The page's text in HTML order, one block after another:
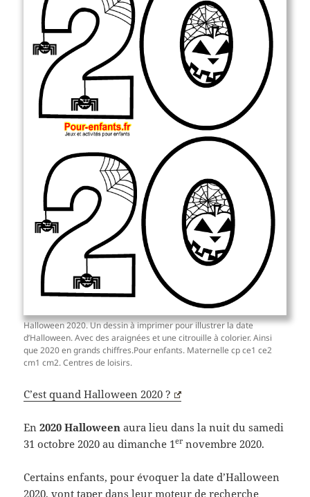
Halloween 2020. Un dessin à imprimer pour illustrer la date
d’Halloween. Avec des araignées et une citrouille à colorier. Ainsi
que 2020 en grands chiffres.Pour enfants. Maternelle cp ce1 ce2
cm1 cm2. Centres de loisirs.
C’est quand Halloween 2020 ?
En2020 Halloween aura lieu dans la nuit du samedi
31 octobre 2020 au dimanche 1er novembre 2020.
Certains enfants, pour évoquer la date d’Halloween
2020, vont taper dans leur moteur de recherche